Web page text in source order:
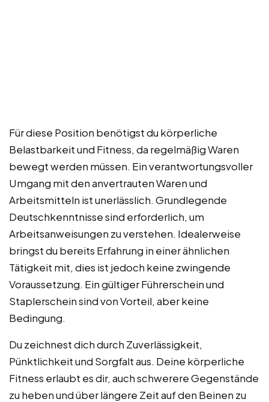
Für diese Position benötigst du körperliche
Belastbarkeit und Fitness, da regelmäßig Waren
bewegt werden müssen. Ein verantwortungsvoller
Umgang mit den anvertrauten Waren und
Arbeitsmitteln ist unerlässlich. Grundlegende
Deutschkenntnisse sind erforderlich, um
Arbeitsanweisungen zu verstehen. Idealerweise
bringst du bereits Erfahrung in einer ähnlichen
Tätigkeit mit, dies ist jedoch keine zwingende
Voraussetzung. Ein gültiger Führerschein und
Staplerschein sind von Vorteil, aber keine
Bedingung.
Du zeichnest dich durch Zuverlässigkeit,
Pünktlichkeit und Sorgfalt aus. Deine körperliche
Fitness erlaubt es dir, auch schwerere Gegenstände
zu heben und über längere Zeit auf den Beinen zu